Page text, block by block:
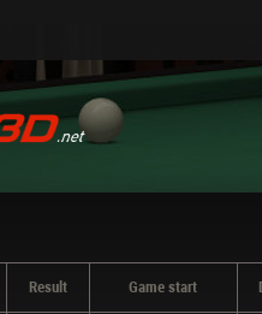
Result Game start